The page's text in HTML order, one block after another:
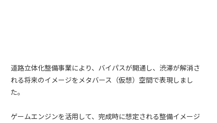
道路立体化整備事業により、バイパスが開通し、渋滞が解消さ
れる将来のイメージをメタバース（仮想）空間で表現しまし
た。
ゲームエンジンを活用して、完成時に想定される整備イメージ